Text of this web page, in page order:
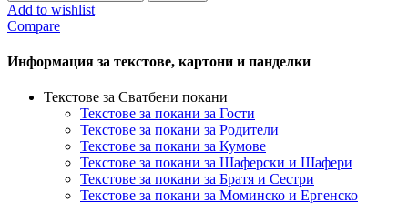
Add to wishlist
Compare
Информация за текстове, картони и панделки
Текстове за Сватбени покани
Текстове за покани за Гости
Текстове за покани за Родители
Текстове за покани за Кумове
Текстове за покани за Шаферски и Шафери
Текстове за покани за Братя и Сестри
Текстове за покани за Моминско и Ергенско